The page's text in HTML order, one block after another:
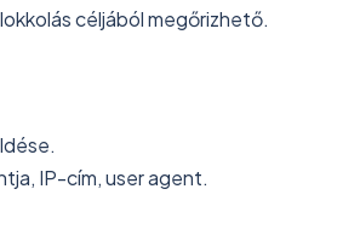
céljából megőrizhető.
IP-cím, user agent.